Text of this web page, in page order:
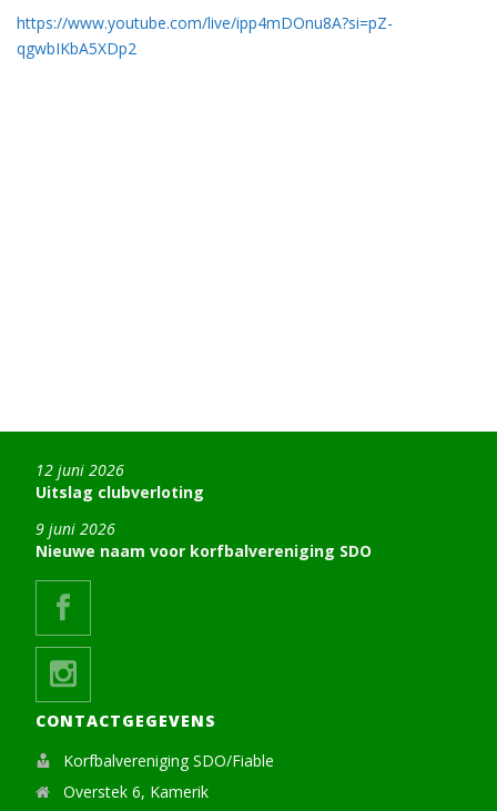
https://www.youtube.com/live/ipp4mDOnu8A?si=pZ-
qgwbIKbA5XDp2
Uitslag clubverloting
12 juni 2026
Nieuwe naam voor korfbalvereniging SDO
9 juni 2026
CONTACTGEGEVENS
Korfbalvereniging SDO/Fiable
Overstek 6, Kamerik